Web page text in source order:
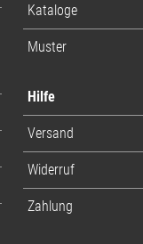
Kataloge
Muster
Hilfe
Versand
Widerruf
Zahlung